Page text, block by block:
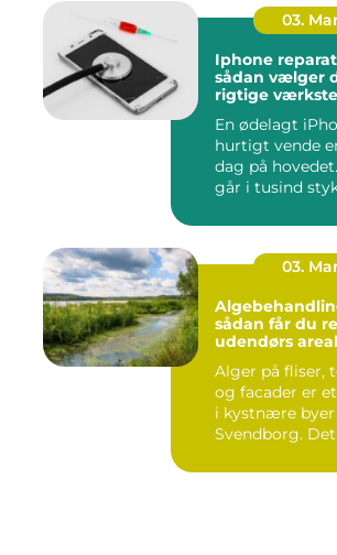
03.
Iphone
sådan vælger
rigtige
En ødelagt
hurtigt vende
dag på
går i tusind
03.
sådan får du
udendørs
Alger på fliser,
og facader er
i kystnære byer
Svendborg.